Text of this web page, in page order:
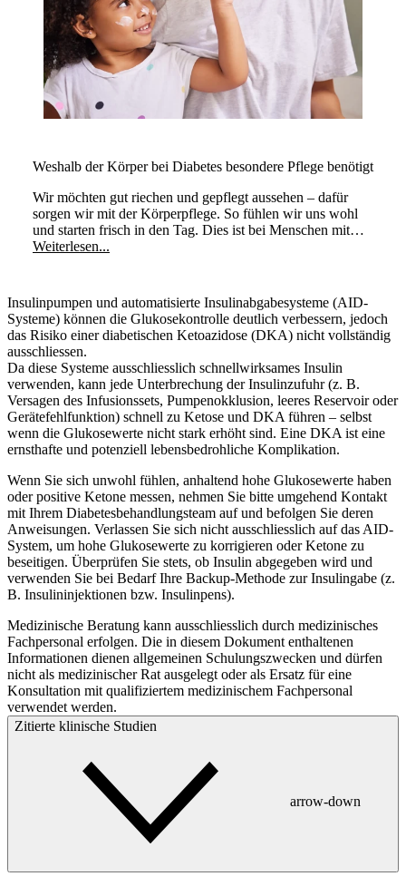
Weshalb der Körper bei Diabetes besondere Pflege benötigt
Wir möchten gut riechen und gepflegt aussehen – dafür
sorgen wir mit der Körperpflege. So fühlen wir uns wohl
und starten frisch in den Tag. Dies ist bei Menschen mit
Typ-1-Diabetes nicht anders. Sie müssen jedoch auf einige
Weiterlesen...
Insulinpumpen und automatisierte Insulinabgabesysteme (AID-
Systeme) können die Glukosekontrolle deutlich verbessern, jedoch
das Risiko einer diabetischen Ketoazidose (DKA) nicht vollständig
ausschliessen.
Da diese Systeme ausschliesslich schnellwirksames Insulin
verwenden, kann jede Unterbrechung der Insulinzufuhr (z. B.
Versagen des Infusionssets, Pumpenokklusion, leeres Reservoir oder
Gerätefehlfunktion) schnell zu Ketose und DKA führen – selbst
wenn die Glukosewerte nicht stark erhöht sind. Eine DKA ist eine
ernsthafte und potenziell lebensbedrohliche Komplikation.
Wenn Sie sich unwohl fühlen, anhaltend hohe Glukosewerte haben
oder positive Ketone messen, nehmen Sie bitte umgehend Kontakt
mit Ihrem Diabetesbehandlungsteam auf und befolgen Sie deren
Anweisungen. Verlassen Sie sich nicht ausschliesslich auf das AID-
System, um hohe Glukosewerte zu korrigieren oder Ketone zu
beseitigen. Überprüfen Sie stets, ob Insulin abgegeben wird und
verwenden Sie bei Bedarf Ihre Backup-Methode zur Insulingabe (z.
B. Insulininjektionen bzw. Insulinpens).
Medizinische Beratung kann ausschliesslich durch medizinisches
Fachpersonal erfolgen. Die in diesem Dokument enthaltenen
Informationen dienen allgemeinen Schulungszwecken und dürfen
nicht als medizinischer Rat ausgelegt oder als Ersatz für eine
Konsultation mit qualifiziertem medizinischem Fachpersonal
verwendet werden.
Zitierte klinische Studien
arrow-down